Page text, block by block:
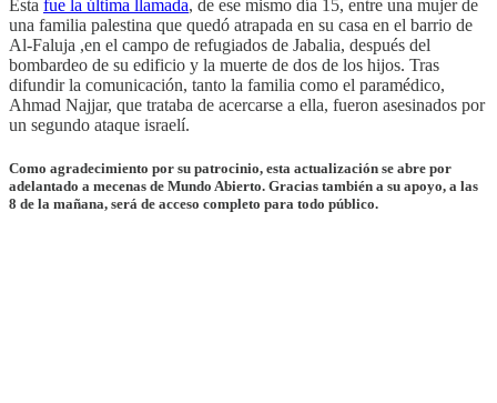
Esta fue la última llamada, de ese mismo día 15, entre una mujer de
una familia palestina que quedó atrapada en su casa en el barrio de
Al-Faluja ,en el campo de refugiados de Jabalia, después del
bombardeo de su edificio y la muerte de dos de los hijos. Tras
difundir la comunicación, tanto la familia como el paramédico,
Ahmad Najjar, que trataba de acercarse a ella, fueron asesinados por
un segundo ataque israelí.
Como agradecimiento por su patrocinio, esta actualización se abre por
adelantado a mecenas de Mundo Abierto. Gracias también a su apoyo, a las
8 de la mañana, será de acceso completo para todo público.